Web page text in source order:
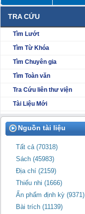
TRA CỨU
Tìm Lướt
Tìm Từ Khóa
Tìm Chuyên gia
Tìm Toàn văn
Tra Cứu liên thư viện
Tài Liệu Mới
Nguồn tài liệu
Tất cả (70318)
Sách (45983)
Địa chí (2159)
Thiếu nhi (1666)
Ấn phẩm định kỳ (9371)
Bài trích (11139)